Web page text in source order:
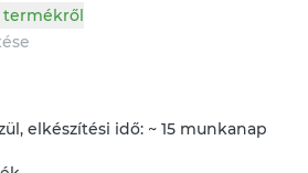
termékről
elkészítési idő: ~ 15 munkanap